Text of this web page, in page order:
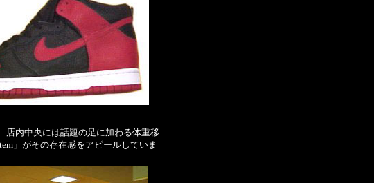
店内中央には話題の足に加わる体重移
」がその存在感をアピールしていま